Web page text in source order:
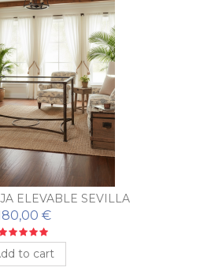
ELEVABLE SEVILLA
€
to cart